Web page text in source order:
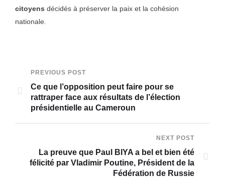
citoyens décidés à préserver la paix et la cohésion
nationale.
PREVIOUS POST
Ce que l’opposition peut faire pour se
rattraper face aux résultats de l’élection
présidentielle au Cameroun
NEXT POST
La preuve que Paul BIYA a bel et bien été
félicité par Vladimir Poutine, Président de la
Fédération de Russie